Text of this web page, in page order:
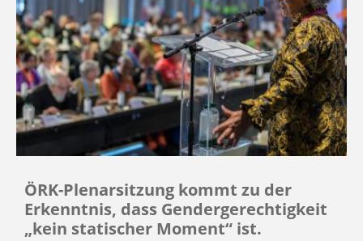
ÖRK-Plenarsitzung kommt zu der
Erkenntnis, dass Gendergerechtigkeit
„kein statischer Moment“ ist.